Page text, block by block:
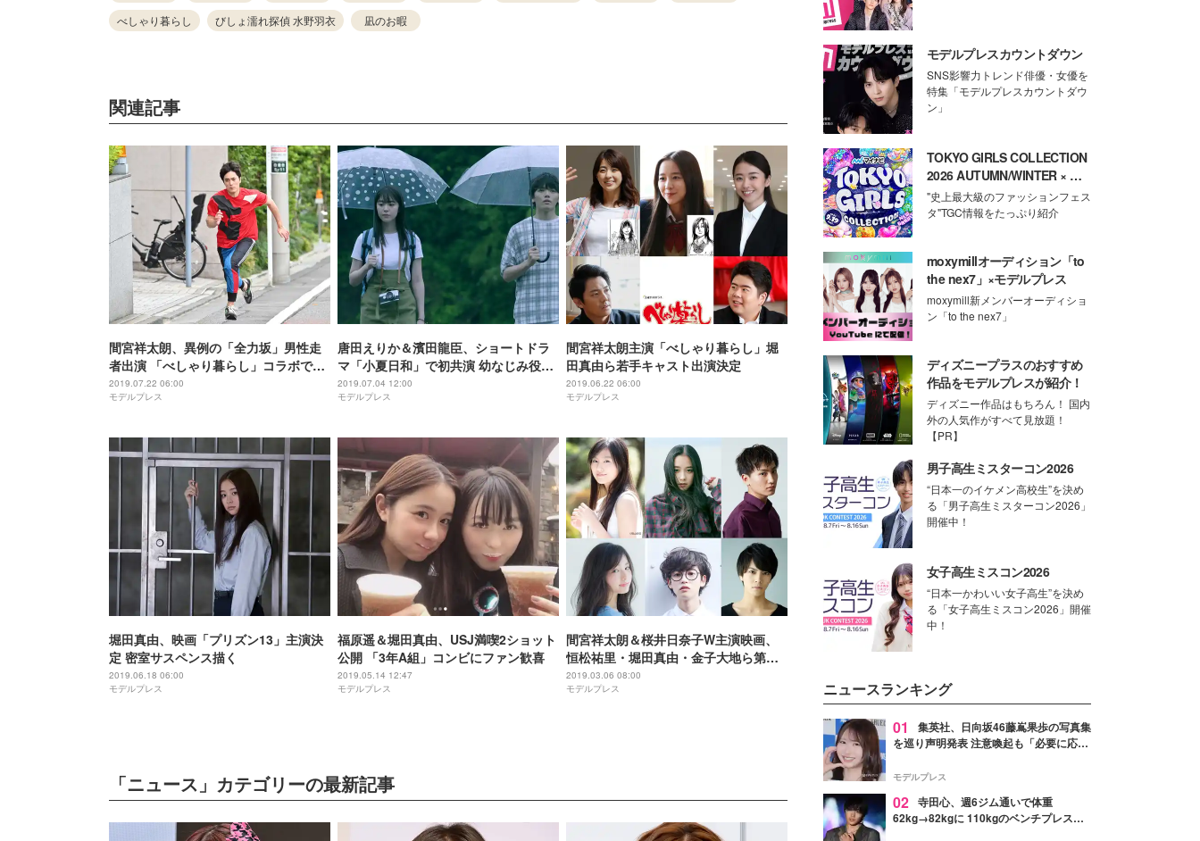
べしゃり暮らし
びしょ濡れ探偵 水野羽衣 凪のお暇
関連記事
間宮祥太朗、異例の「全力坂」男性走
者出演 「べしゃり暮らし」コラボで堀
田真由も駆け上がる
2019.07.22 06:00
モデルプレス
唐田えりか＆濱田龍臣、ショートドラ
マ「小夏日和」で初共演 幼なじみ役演
じる
2019.07.04 12:00
モデルプレス
間宮祥太朗主演「べしゃり暮らし」堀
田真由ら若手キャスト出演決定
2019.06.22 06:00
モデルプレス
堀田真由、映画「プリズン13」主演決
定 密室サスペンス描く
2019.06.18 06:00
モデルプレス
福原遥＆堀田真由、USJ満喫2ショット
公開 「3年A組」コンビにファン歓喜
2019.05.14 12:47
モデルプレス
間宮祥太朗＆桜井日奈子W主演映画、
恒松祐里・堀田真由・金子大地ら第二
弾キャスト解禁＜殺さない彼と死なな
い彼女＞
2019.03.06 08:00
モデルプレス
「ニュース」カテゴリーの最新記事
モデルプレスカウントダウン
SNS影響力トレンド俳優・女優を
特集「モデルプレスカウントダウ
ン」
TOKYO GIRLS COLLECTION
2026 AUTUMN/WINTER × モ
デルプレス
"史上最大級のファッションフェス
タ"TGC情報をたっぷり紹介
moxymillオーディション「to
the nex7」×モデルプレス
moxymill新メンバーオーディショ
ン「to the nex7」
ディズニープラスのおすすめ
作品をモデルプレスが紹介！
ディズニー作品はもちろん！ 国内
外の人気作がすべて見放題！
【PR】
男子高生ミスターコン2026
“日本一のイケメン高校生”を決め
る「男子高生ミスターコン2026」
開催中！
女子高生ミスコン2026
“日本一かわいい女子高生”を決め
る「女子高生ミスコン2026」開催
中！
ニュースランキング
01
集英社、日向坂46藤嶌果歩の写真集
を巡り声明発表 注意喚起も「必要に応じ
モデルプレス
02 寺田心、週6ジム通いで体重
62kg→82kgに 110kgのベンチプレス持